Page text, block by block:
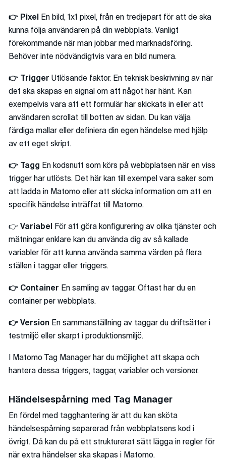
👉 Pixel
En bild, 1x1 pixel, från en tredjepart för att de ska
kunna följa användaren på din webbplats. Vanligt
förekommande när man jobbar med marknadsföring.
Behöver inte nödvändigtvis vara en bild numera.
👉 Trigger Utlösande faktor. En teknisk beskrivning av när
det ska skapas en signal om att något har hänt. Kan
exempelvis vara att ett formulär har skickats in eller att
användaren scrollat till botten av sidan. Du kan välja
färdiga mallar eller definiera din egen händelse med hjälp
av ett eget skript.
👉 Tagg En kodsnutt som körs på webbplatsen när en viss
trigger har utlösts. Det här kan till exempel vara saker som
att ladda in Matomo eller att skicka information om att en
specifik händelse inträffat till Matomo.
👉Variabel
För att göra konfigurering av olika tjänster och
mätningar enklare kan du använda dig av så kallade
variabler för att kunna använda samma värden på flera
ställen i taggar eller triggers.
👉 Container En samling av taggar. Oftast har du en
container per webbplats.
👉 Version En sammanställning av taggar du driftsätter i
testmiljö eller skarpt i produktionsmiljö.
I Matomo Tag Manager har du möjlighet att skapa och
hantera dessa triggers, taggar, variabler och versioner.
Händelsespårning med Tag Manager
En fördel med tagghantering är att du kan sköta
händelsespårning separerad från webbplatsens kod i
övrigt. Då kan du på ett strukturerat sätt lägga in regler för
när extra händelser ska skapas i Matomo.